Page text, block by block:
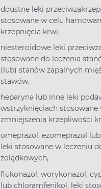
doustne leki
stosowane w celu
krzepnięcia krwi,
niesteroidowe leki
stosowane do leczenia
(lub) stanów zapalnych
stawów,
heparyna lub inne leki
wstrzyknięciach stosowane
zmniejszenia krzepliwości
omeprazol, ezomeprazol
leki stosowane w leczeniu
żołądkowych,
flukonazol, worykonazol,
lub chloramfenikol, leki